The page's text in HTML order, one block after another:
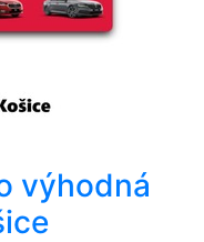
výhodná